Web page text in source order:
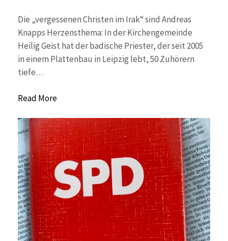
Die „vergessenen Christen im Irak“ sind Andreas
Knapps Herzensthema: In der Kirchengemeinde
Heilig Geist hat der badische Priester, der seit 2005
in einem Plattenbau in Leipzig lebt, 50 Zuhörern
tiefe…
Read More